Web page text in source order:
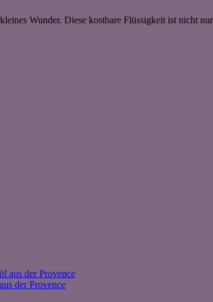
Wunder. Diese kostbare Flüssigkeit ist nicht
der Provence